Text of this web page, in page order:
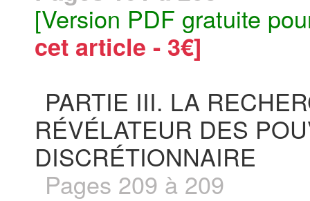
[Version PDF gratuite
cet article - 3€]
PARTIE III. LA
RÉVÉLATEUR DES
DISCRÉTIONNAIRE
Pages 209 à 209